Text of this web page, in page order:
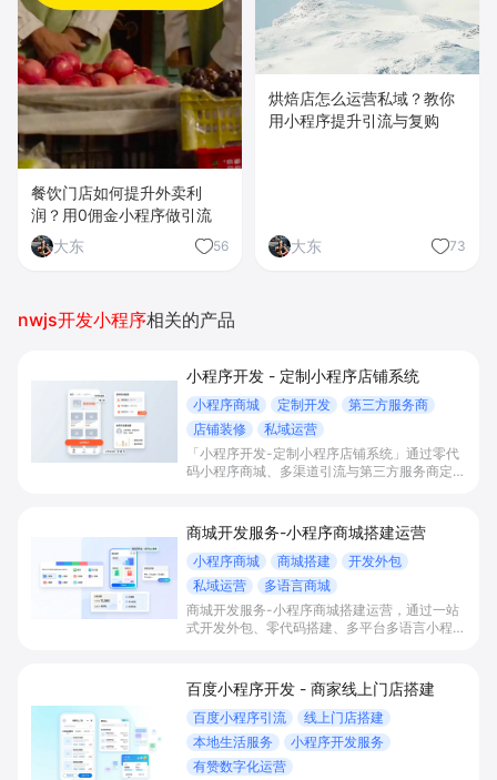
餐饮门店如何提升外卖利
润？用0佣金小程序做引流
大东
56
烘焙店怎么运营私域？教你
用小程序提升引流与复购
大东 73
nwjs开发小程序相关的产品
小程序开发 - 定制小程序店铺系统
小程序商城 定制开发
第三方服务商
店铺装修
私域运营
「小程序开发-定制小程序店铺系统」通过零代
码小程序商城、多渠道引流与第三方服务商定制
私域运营场景，提升获客与复购，实现线上生意
增长。
商城开发服务-小程序商城搭建运营
小程序商城 商城搭建
开发外包
私域运营
多语言商城
商城开发服务-小程序商城搭建运营，通过一站
式开发外包、零代码搭建、多平台多语言小程序
实现低成本获客、提升复购与业绩增长。
百度小程序开发 - 商家线上门店搭建
百度小程序引流
线上门店搭建
本地生活服务
小程序开发服务
有赞数字化运营